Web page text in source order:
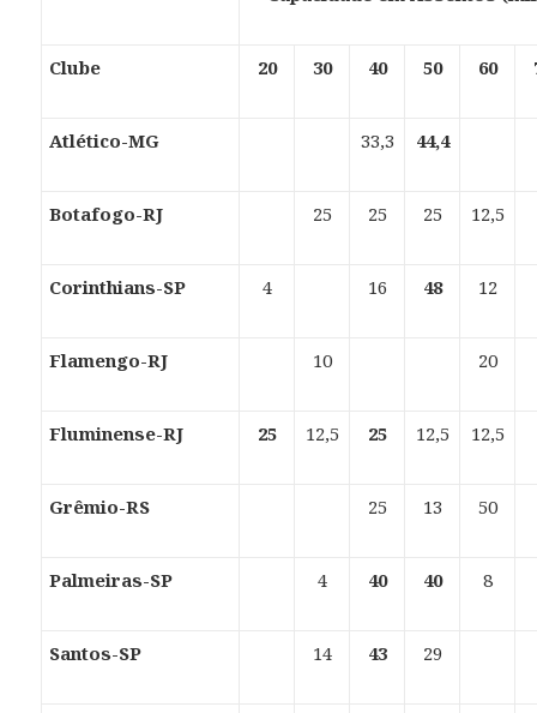
Clube 20 30 40 50 60
Atlético-MG 33,3 44,4
Botafogo-RJ 25 25 25 12,5
Corinthians-SP 4 16 48 12
Flamengo-RJ 10 20
Fluminense-RJ 25 12,5 25 12,5 12,5
Grêmio-RS 25 13 50
Palmeiras-SP 4 40 40 8
Santos-SP 14 43 29